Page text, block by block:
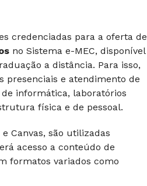
credenciadas para a oferta de
no Sistema e-MEC, disponível
a distância. Para isso,
presenciais e atendimento de
informática, laboratórios
física e de pessoal.
Canvas, são utilizadas
acesso a conteúdo de
formatos variados como